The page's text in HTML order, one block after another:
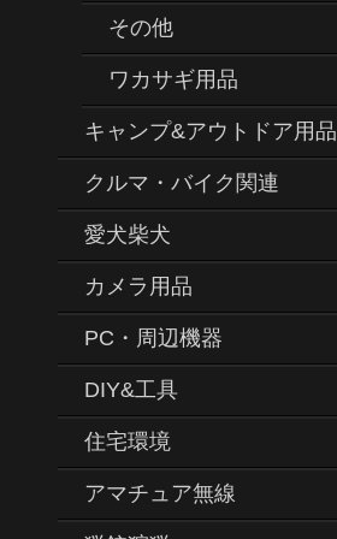
その他
ワカサギ用品
キャンプ&アウトドア用品
クルマ・バイク関連
愛犬柴犬
カメラ用品
PC・周辺機器
DIY&工具
住宅環境
アマチュア無線